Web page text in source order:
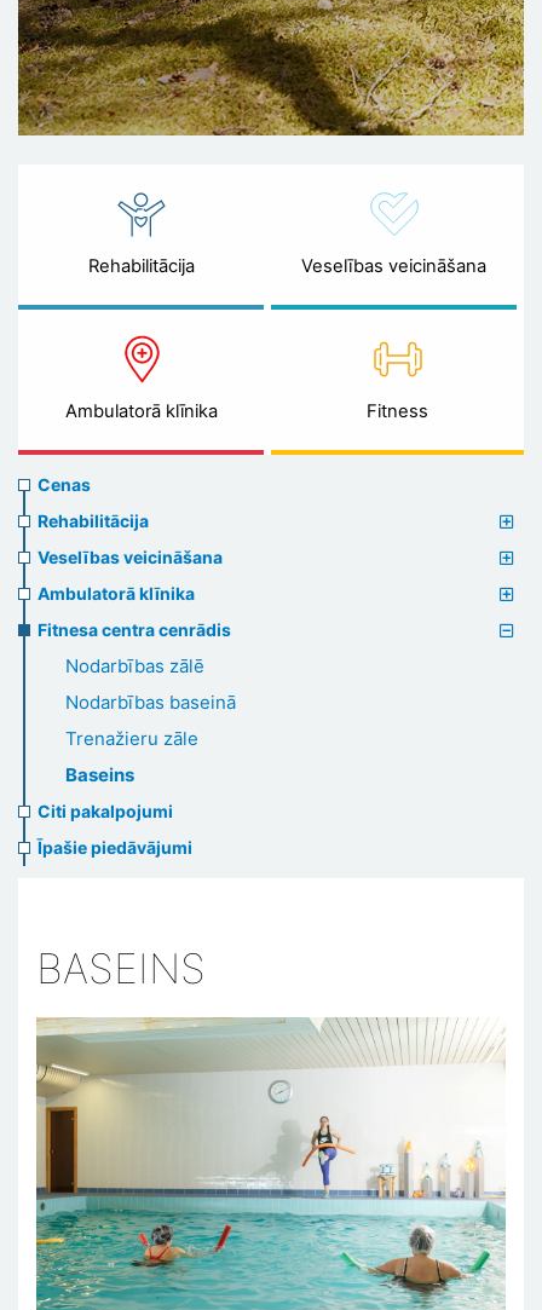
Rehabilitācija Veselības veicināšana
Ambulatorā klīnika Fitness
Prices
menu
Cenas
Rehabilitācija
Veselības veicināšana
Ambulatorā klīnika
Fitnesa centra cenrādis
Nodarbības zālē
Nodarbības baseinā
Trenažieru zāle
Baseins
Citi pakalpojumi
Īpašie piedāvājumi
BASEINS